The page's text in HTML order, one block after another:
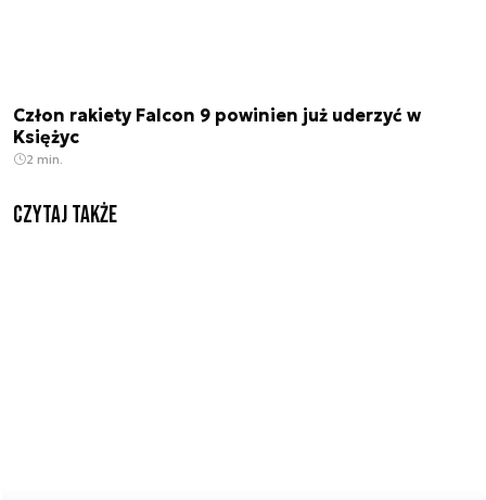
Człon rakiety Falcon 9 powinien już uderzyć w
Księżyc
2 min.
Czytaj także